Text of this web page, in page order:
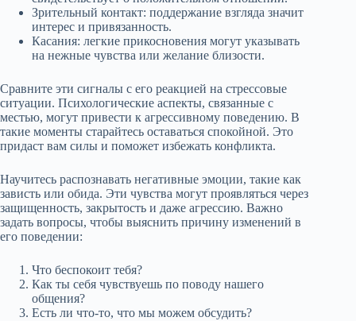
Зрительный контакт: поддержание взгляда значит
интерес и привязанность.
Касания: легкие прикосновения могут указывать
на нежные чувства или желание близости.
Сравните эти сигналы с его реакцией на стрессовые
ситуации. Психологические аспекты, связанные с
местью, могут привести к агрессивному поведению. В
такие моменты старайтесь оставаться спокойной. Это
придаст вам силы и поможет избежать конфликта.
Научитесь распознавать негативные эмоции, такие как
зависть или обида. Эти чувства могут проявляться через
защищенность, закрытость и даже агрессию. Важно
задать вопросы, чтобы выяснить причину изменений в
его поведении:
Что беспокоит тебя?
Как ты себя чувствуешь по поводу нашего
общения?
Есть ли что-то, что мы можем обсудить?